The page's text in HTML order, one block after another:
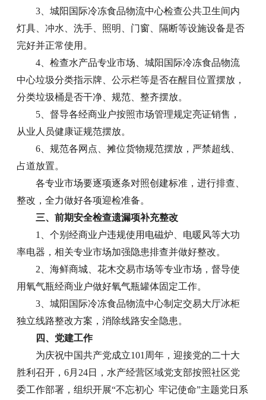
3、城阳国际冷冻食品物流中心检查公共卫生间内
灯具、冲水、洗手、照明、门窗、隔断等设施设备是否
完好并正常使用。
4、检查水产品专业市场、城阳国际冷冻食品物流
中心垃圾分类指示牌、公示栏等是否在醒目位置摆放，
分类垃圾桶是否干净、规范、整齐摆放。
5、督导各经商业户按照市场管理规定亮证销售，
从业人员健康证规范摆放。
6、规范各网点、摊位货物规范摆放，严禁超线、
占道放置。
各专业市场要逐项逐条对照创建标准，进行排查、
整改，全力做好各项迎检准备。
三、前期安全检查遗漏项补充整改
1、个别经商业户违规使用电磁炉、电暖风等大功
率电器，相关专业市场加强隐患排查并做好整改。
2、海鲜商城、花木交易市场等专业市场，督导使
用氧气瓶经商业户做好氧气瓶罐体固定工作。
3、城阳国际冷冻食品物流中心制定交易大厅冰柜
独立线路整改方案，消除线路安全隐患。
四、党建工作
为庆祝中国共产党成立101周年，迎接党的二十大
胜利召开，6月24日，水产经营区域党支部按照社区党
委工作部署，组织开展“不忘初心 牢记使命”主题党日系